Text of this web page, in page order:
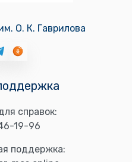
О. К. Гаврилова
справок:
19-96
поддержка: